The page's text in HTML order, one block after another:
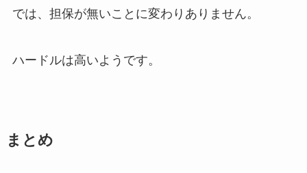
では、担保が無いことに変わりありません。
ハードルは高いようです。
まとめ